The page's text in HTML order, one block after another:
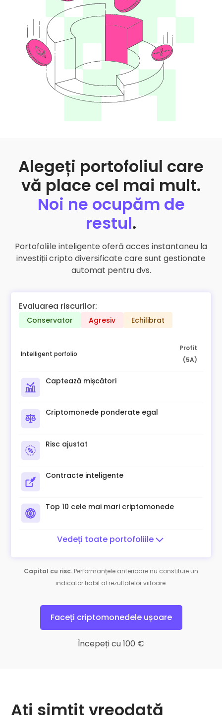
Alegeți portofoliul care
vă place cel mai mult.
Noi ne ocupăm de
restul.
Portofoliile inteligente oferă acces instantaneu la
investiții cripto diversificate care sunt gestionate
automat pentru dvs.
Evaluarea riscurilor:
Conservator Agresiv Echilibrat
Intelligent porfolio
Profit
(5A)
Captează mișcători
Criptomonede ponderate egal
Risc ajustat
Contracte inteligente
Top 10 cele mai mari criptomonede
Vedeți toate portofoliile
Capital cu risc. Performanțele anterioare nu constituie un
indicator fiabil al rezultatelor viitoare.
Faceți criptomonedele ușoare
Începeți cu 100 €
Ați simțit vreodată